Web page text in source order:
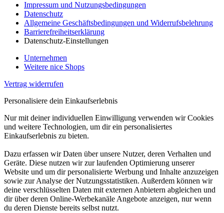
Impressum und Nutzungsbedingungen
Datenschutz
Allgemeine Geschäftsbedingungen und Widerrufsbelehrung
Barrierefreiheitserklärung
Datenschutz-Einstellungen
Unternehmen
Weitere nice Shops
Vertrag widerrufen
Personalisiere dein Einkaufserlebnis
Nur mit deiner individuellen Einwilligung verwenden wir Cookies
und weitere Technologien, um dir ein personalisiertes
Einkaufserlebnis zu bieten.
Dazu erfassen wir Daten über unsere Nutzer, deren Verhalten und
Geräte. Diese nutzen wir zur laufenden Optimierung unserer
Website und um dir personalisierte Werbung und Inhalte anzuzeigen
sowie zur Analyse der Nutzungsstatistiken. Außerdem können wir
deine verschlüsselten Daten mit externen Anbietern abgleichen und
dir über deren Online-Werbekanäle Angebote anzeigen, nur wenn
du deren Dienste bereits selbst nutzt.